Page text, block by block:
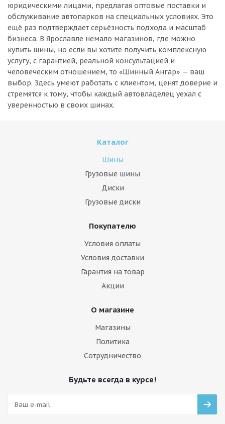
юридическими лицами, предлагая оптовые поставки и
обслуживание автопарков на специальных условиях. Это
ещё раз подтверждает серьёзность подхода и масштаб
бизнеса. В Ярославле немало магазинов, где можно
купить шины, но если вы хотите получить комплексную
услугу, с гарантией, реальной консультацией и
человеческим отношением, то «Шинный Ангар» — ваш
выбор. Здесь умеют работать с клиентом, ценят доверие и
стремятся к тому, чтобы каждый автовладелец уехал с
уверенностью в своих шинах.
Каталог
Шины
Грузовые шины
Диски
Грузовые диски
Покупателю
Условия оплаты
Условия доставки
Гарантия на товар
Акции
О магазине
Магазины
Политика
Сотрудничество
Будьте всегда в курсе!